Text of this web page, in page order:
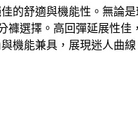
的舒適與機能性。無論
選擇。高回彈延展性
機能兼具，展現迷人曲